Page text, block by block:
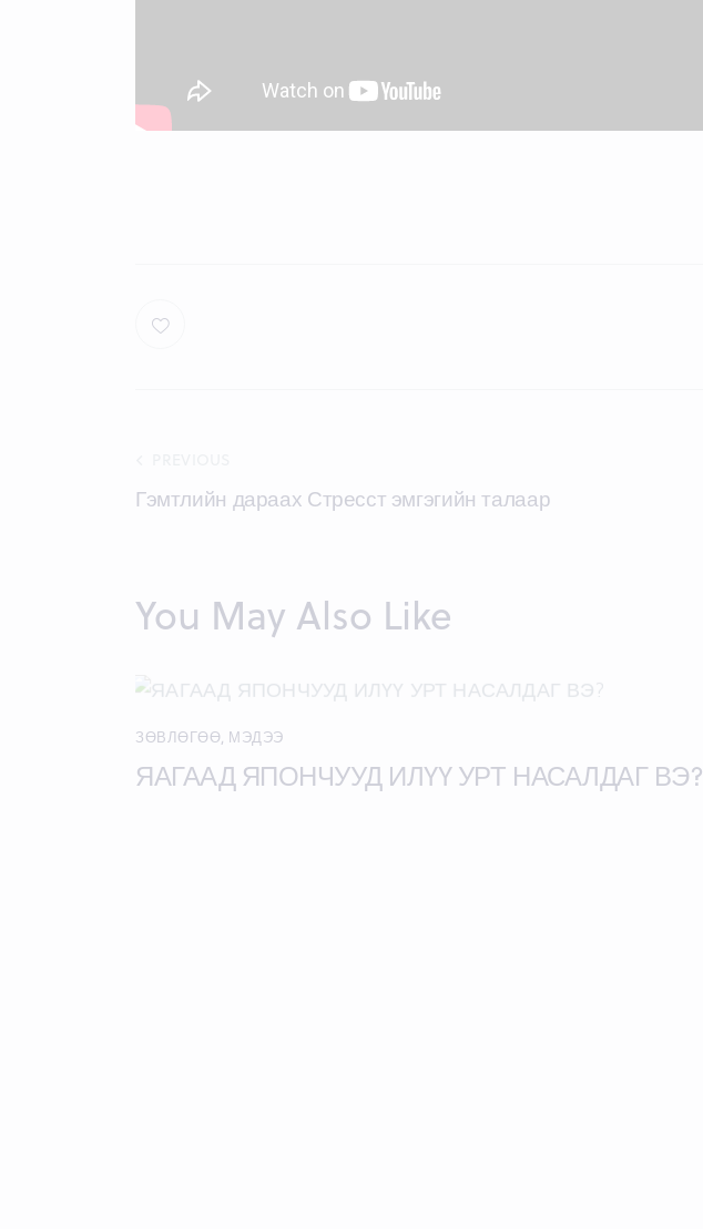
Post
navigation
Гэмтлийн дараах Стресст эмгэгийн талаар
You May Also Like
ЗӨВЛӨГӨӨ, МЭДЭЭ
ЯАГААД ЯПОНЧУУД ИЛҮҮ УРТ НАСАЛДАГ ВЭ?